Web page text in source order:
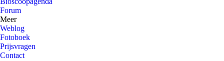
Forum
Meer
Weblog
Fotoboek
Prijsvragen
Contact